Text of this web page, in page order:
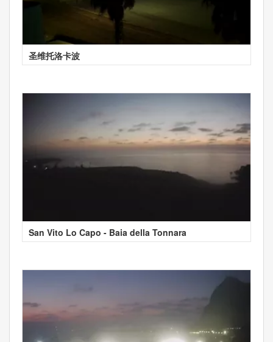
圣维托洛卡波
San Vito Lo Capo - Baia della Tonnara